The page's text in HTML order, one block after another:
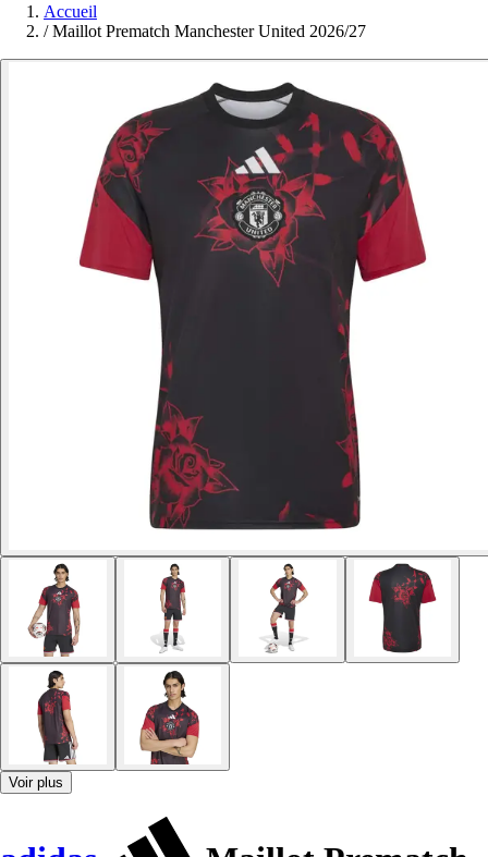
Accueil
/ Maillot Prematch Manchester United 2026/27
Voir plus